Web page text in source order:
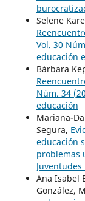
Selene
Vol. 30
educación
Bárbara
Núm. 34
educación
Mariana-
Segura,
educación
problemas
Ana Isabel
González,